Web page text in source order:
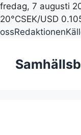
fredag, 7 augusti
20°CSEK/USD
ossRedaktionen
innehåll